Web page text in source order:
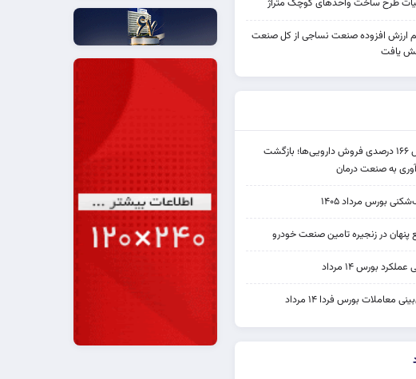
ارزش افزوده صنعت نساجی از کل صنعت
یافت
جهش ۱۶۶ درصدی فروش دارویی‌ها؛ بازگشت
به صنعت درمان
بورس مرداد ۱۴۰۵
پنهان در زنجیره تامین صنعت خودرو
بورس ۱۴ مرداد
معاملات بورس فردا ۱۴ مرداد